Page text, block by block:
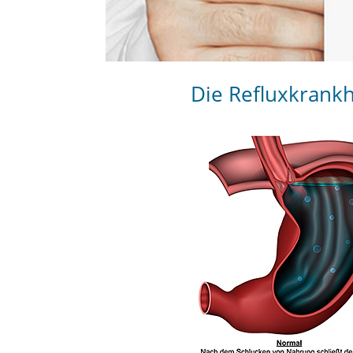
Die